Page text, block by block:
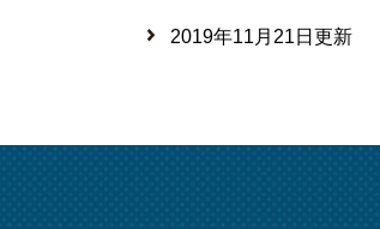
2019年11月21日更新